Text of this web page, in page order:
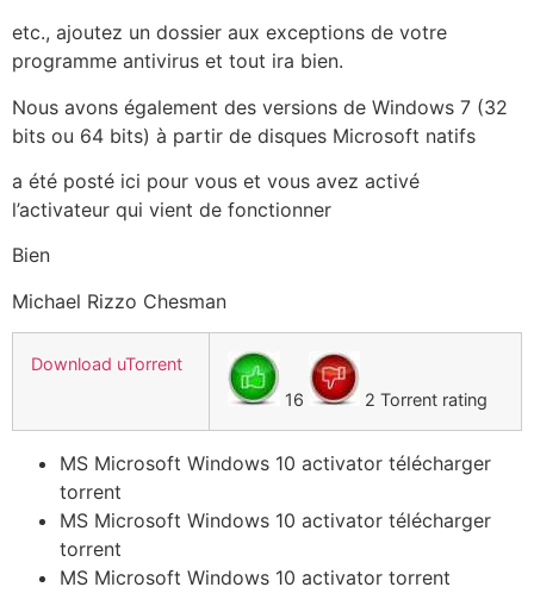
etc., ajoutez un dossier aux exceptions de votre
programme antivirus et tout ira bien.
Nous avons également des versions de Windows 7 (32
bits ou 64 bits) à partir de disques Microsoft natifs
a été posté ici pour vous et vous avez activé
l’activateur qui vient de fonctionner
Bien
Michael Rizzo Chesman
Download uTorrent
16
2 Torrent rating
MS Microsoft Windows 10 activator télécharger
torrent
MS Microsoft Windows 10 activator télécharger
torrent
MS Microsoft Windows 10 activator torrent